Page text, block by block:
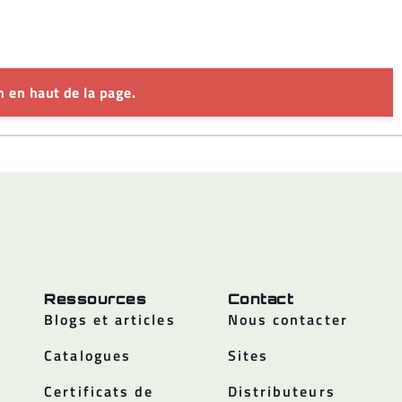
haut de la page.
Ressources
Blogs et articles
Catalogues
Certificats de
Contact
Nous contacter
Sites
Distributeurs